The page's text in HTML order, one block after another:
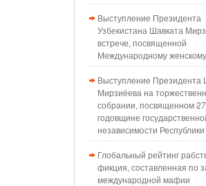
Выступление Президента
Узбекистана Шавката
встрече, посвященной
Международному
Выступление Президента
Мирзиёева на
собрании, посвященном
годовщине
независимости
Глобальный рейтинг
фикция, составленная по
международной мафии